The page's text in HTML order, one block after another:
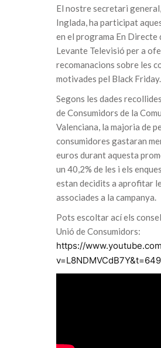
El nostre secretari
Inglada, ha participat
en el programa En Directe
Levante Televisió per a
recomanacions sobre les
motivades pel Black Friday.
Segons les dades
de Consumidors de la
Valenciana, la majoria de
consumidores gastaran
euros durant aquesta
un 40,2% de les i els
estan decidits a aprofitar
associades a la campanya.
Pots escoltar ací els
Unió de Consumidors:
https://